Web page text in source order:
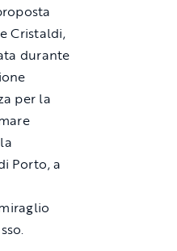
Cristaldi,
durante
per la
Porto, a